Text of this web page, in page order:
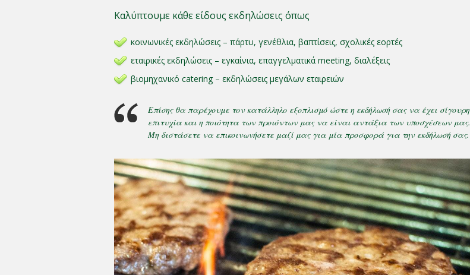
Καλύπτουμε κάθε είδους εκδηλώσεις όπως
κοινωνικές εκδηλώσεις – πάρτυ, γενέθλια, βαπτίσεις, σχολικές εορτές
εταιρικές εκδηλώσεις – εγκαίνια, επαγγελματικά meeting, διαλέξεις
βιομηχανικό catering – εκδηλώσεις μεγάλων εταιρειών
Επίσης θα παρέχουμε τον κατάλληλο εξοπλισμό ώστε η εκδήλωσή σας να έχει σίγουρη
επιτυχία και η ποιότητα των προιόντων μας να είναι αντάξια των υποσχέσεων μας.
Μη διστάσετε να επικοινωνήσετε μαζί μας για μία προσφορά για την εκδήλωσή σας.